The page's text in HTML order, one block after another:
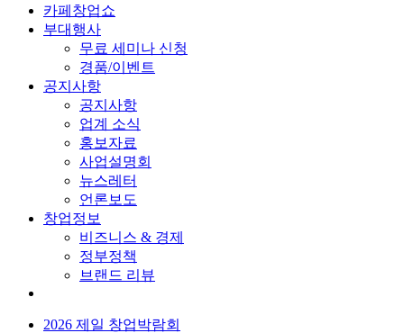
카페창업쇼
부대행사
무료 세미나 신청
경품/이벤트
공지사항
공지사항
업계 소식
홍보자료
사업설명회
뉴스레터
언론보도
창업정보
비즈니스 & 경제
정부정책
브랜드 리뷰
2026 제일 창업박람회